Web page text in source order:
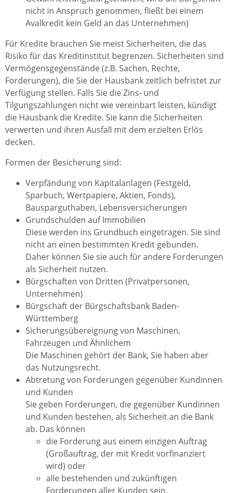
nicht in Anspruch genommen, fließt bei einem
Avalkredit kein Geld an das Unternehmen)
Für Kredite brauchen Sie meist Sicherheiten, die das
Risiko für das Kreditinstitut begrenzen. Sicherheiten sind
Vermögensgegenstände (z.B. Sachen, Rechte,
Forderungen), die Sie der Hausbank zeitlich befristet zur
Verfügung stellen. Falls Sie die Zins- und
Tilgungszahlungen nicht wie vereinbart leisten, kündigt
die Hausbank die Kredite. Sie kann die Sicherheiten
verwerten und ihren Ausfall mit dem erzielten Erlös
decken.
Formen der Besicherung sind:
Verpfändung von Kapitalanlagen (Festgeld,
Sparbuch, Wertpapiere, Aktien, Fonds),
Bausparguthaben, Lebensversicherungen
Grundschulden auf Immobilien
Diese werden ins Grundbuch eingetragen. Sie sind
nicht an einen bestimmten Kredit gebunden.
Daher können Sie sie auch für andere Forderungen
als Sicherheit nutzen.
Bürgschaften von Dritten (Privatpersonen,
Unternehmen)
Bürgschaft der Bürgschaftsbank Baden-
Württemberg
Sicherungsübereignung von Maschinen,
Fahrzeugen und Ähnlichem
Die Maschinen gehört der Bank, Sie haben aber
das Nutzungsrecht.
Abtretung von Forderungen gegenüber Kundinnen
und Kunden
Sie geben Forderungen, die gegenüber Kundinnen
und Kunden bestehen, als Sicherheit an die Bank
ab. Das können
die Forderung aus einem einzigen Auftrag
(Großauftrag, der mit Kredit vorfinanziert
wird) oder
alle bestehenden und zukünftigen
Forderungen aller Kunden sein.